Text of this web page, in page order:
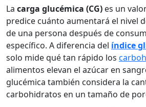
La carga glucémica (CG) es un
predice cuánto aumentará el nivel
de una persona después de
específico. A diferencia del índice
solo mide qué tan rápido los
alimentos elevan el azúcar en
glucémica también considera la
carbohidratos en un tamaño de